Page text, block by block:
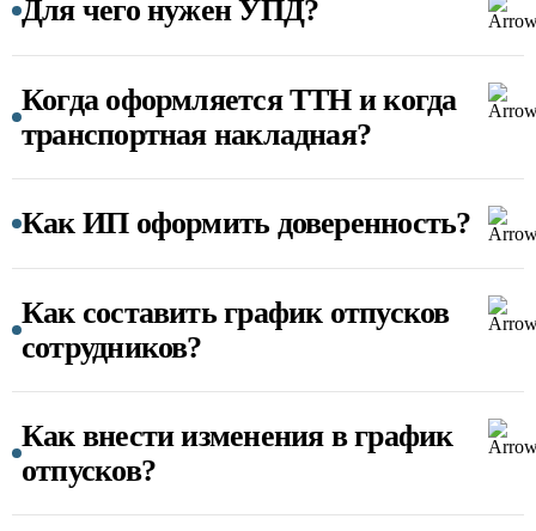
Для чего нужен УПД?
Когда оформляется ТТН и когда
транспортная накладная?
Как ИП оформить доверенность?
Как составить график отпусков
сотрудников?
Как внести изменения в график
отпусков?